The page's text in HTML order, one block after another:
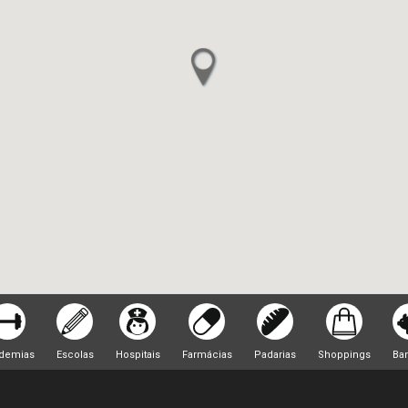
Escolas Hospitais Farmácias Padarias Shoppings